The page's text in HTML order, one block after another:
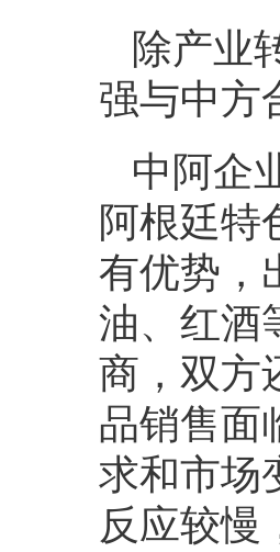
除产业
强与中方
中阿企
阿根廷特
有优势，
油、红酒
商，双方
品销售面
求和市场
反应较慢